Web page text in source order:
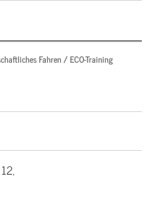
Fahren / ECO-Training